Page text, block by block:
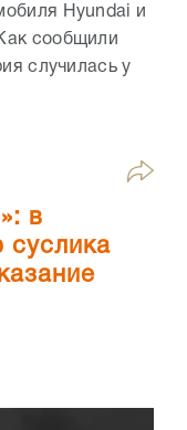
Hyundai и
сообщили
случилась у
в
суслика